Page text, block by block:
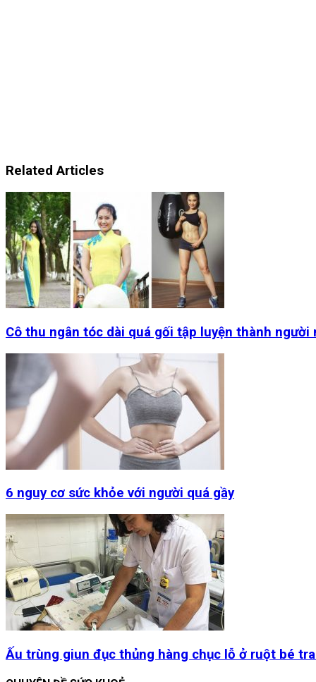
Related Articles
Cô thu ngân tóc dài quá gối tập luyện thành người
6 nguy cơ sức khỏe với người quá gầy
Ấu trùng giun đục thủng hàng chục lỗ ở ruột bé